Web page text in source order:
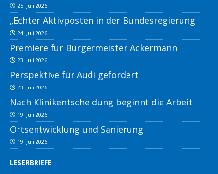
25. Juli 2026
„Echter Aktivposten in der Bundesregierung
24. Juli 2026
Premiere für Bürgermeister Ackermann
23. Juli 2026
Perspektive für Audi gefordert
23. Juli 2026
Nach Klinikentscheidung beginnt die Arbeit
19. Juli 2026
Ortsentwicklung und Sanierung
19. Juli 2026
LESERBRIEFE